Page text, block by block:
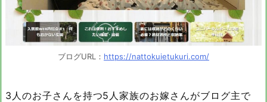
ブログURL： https://nattokuietukuri.com/
3人のお子さんを持つ5人家族のお嫁さんがブログ主で